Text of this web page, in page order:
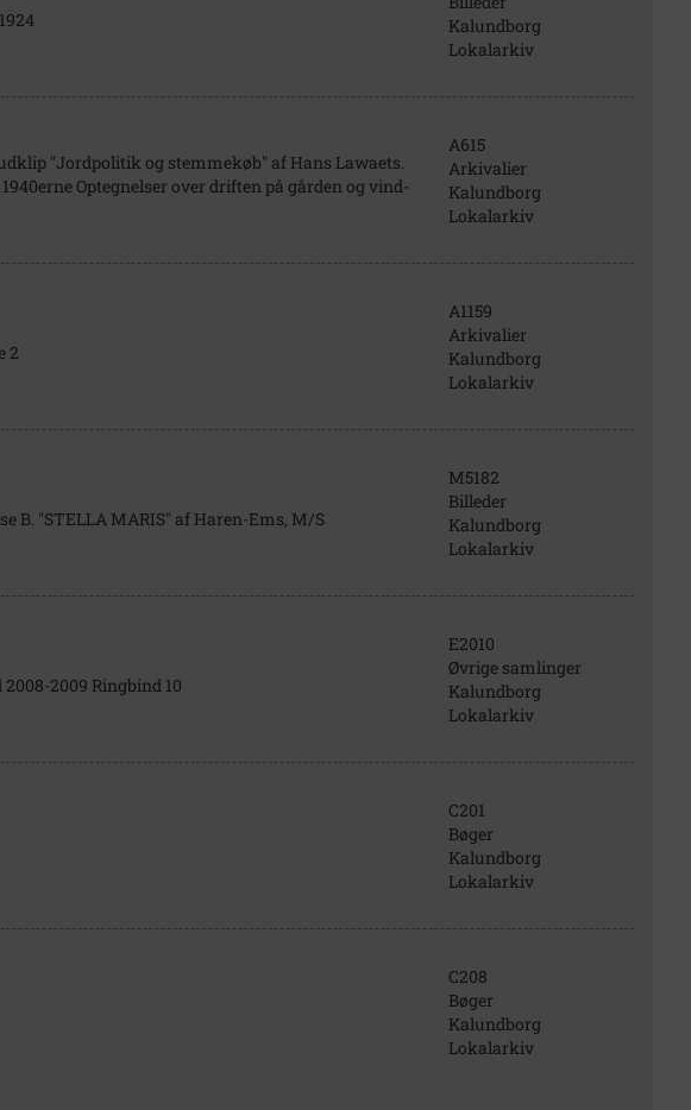
Kalundborg
Lokalarkiv
"Jordpolitik og stemmekøb" af Hans Lawaets.
Optegnelser over driften på gården og vind-
A615
Arkivalier
Kalundborg
Lokalarkiv
2
A1159
Arkivalier
Kalundborg
Lokalarkiv
B. "STELLA MARIS" af Haren-Ems, M/S
M5182
Billeder
Kalundborg
Lokalarkiv
2009 Ringbind 10
E2010
Øvrige samlinger
Kalundborg
Lokalarkiv
C201
Bøger
Kalundborg
Lokalarkiv
C208
Bøger
Kalundborg
Lokalarkiv